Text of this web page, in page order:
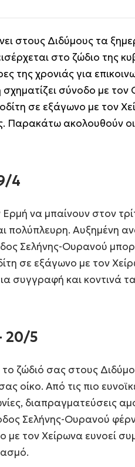
στους Διδύμους τα
στο ζώδιο της
της χρονιάς για
σχηματίζει σύνοδο με
σε εξάγωνο με τον
Παρακάτω ακολουθούν
4
να μπαίνουν στον
πολύπλευρη. Αυξημένη
Σελήνης-Ουρανού
σε εξάγωνο με τον
συγγραφή και κοντινά
20/5
ζώδιό σας στους
οίκο. Από τις πιο
διαπραγματεύσεις
Σελήνης-Ουρανού
με τον Χείρωνα ευνοεί